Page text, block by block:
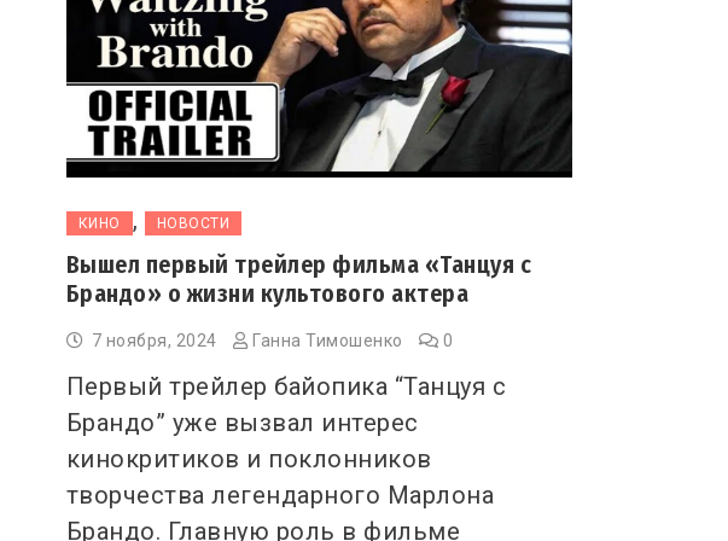
КИНО , НОВОСТИ
Вышел первый трейлер фильма «Танцуя с
Брандо» о жизни культового актера
7 ноября, 2024 Ганна Тимошенко 0
Первый трейлер байопика “Танцуя с
Брандо” уже вызвал интерес
кинокритиков и поклонников
творчества легендарного Марлона
Брандо. Главную роль в фильме